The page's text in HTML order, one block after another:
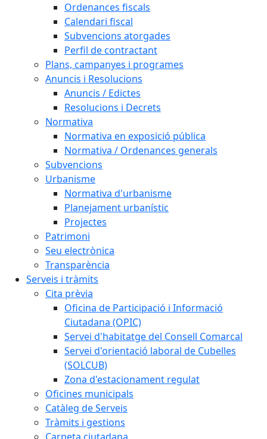
Ordenances fiscals
Calendari fiscal
Subvencions atorgades
Perfil de contractant
Plans, campanyes i programes
Anuncis i Resolucions
Anuncis / Edictes
Resolucions i Decrets
Normativa
Normativa en exposició pública
Normativa / Ordenances generals
Subvencions
Urbanisme
Normativa d'urbanisme
Planejament urbanístic
Projectes
Patrimoni
Seu electrònica
Transparència
Serveis i tràmits
Cita prèvia
Oficina de Participació i Informació
Ciutadana (OPIC)
Servei d'habitatge del Consell Comarcal
Servei d'orientació laboral de Cubelles
(SOLCUB)
Zona d'estacionament regulat
Oficines municipals
Catàleg de Serveis
Tràmits i gestions